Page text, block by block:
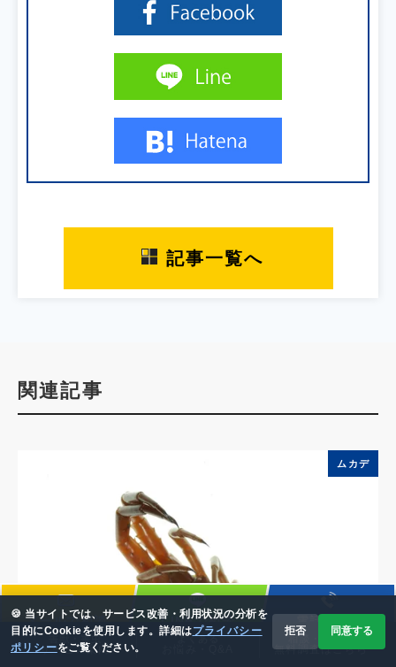
📞 0120-778-114 ✉️ メール相談
記事一覧へ
関連記事
ムカデ
メールで相談 LINEで相談 電話で相談
現地調査・お見積り無料！お気軽にお問合せ下さい！
害獣・害虫
サービス案内
よくある 相談・見積り
無料調査はこちら
🍪 当サイトでは、サービス改善・利用状況の分析を
目的にCookieを使用します。詳細はプライバシー
ポリシーをご覧ください。
拒否 同意する